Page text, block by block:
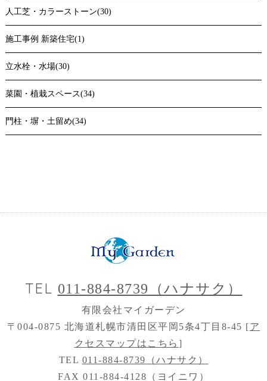
人工芝・カラーストーン(30)
施工事例 新築住宅(1)
立水栓・水場(30)
菜園・植栽スペース(34)
門柱・塀・土留め(34)
TEL 011-884-8739（ハナサク）
有限会社マイガーデン
〒004-0875 北海道札幌市清田区平岡5条4丁目8-45 [ア
クセスマップはこちら ]
TEL 011-884-8739（ハナサク）
FAX 011-884-4128（ヨイニワ）